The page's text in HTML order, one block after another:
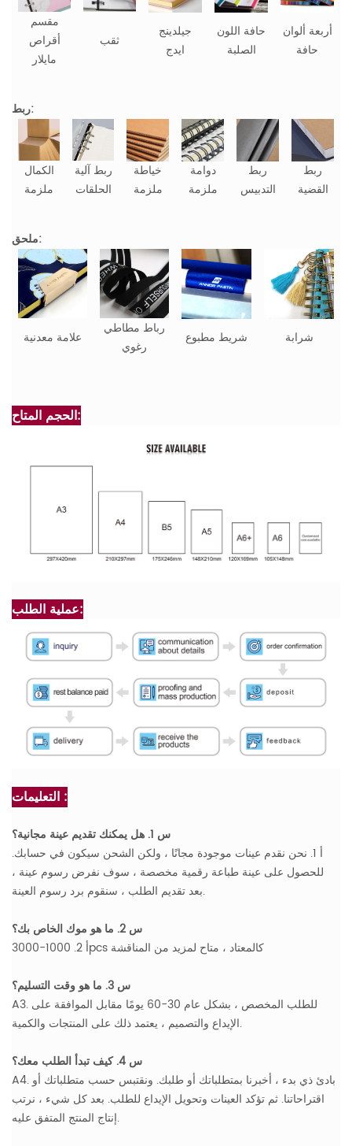
مقسم
أقراص
مايلار
ثقب
جيلدينج
ايدج
حافة اللون
الصلبة
أربعة ألوان
حافة
ربط:
الكمال
ملزمة
ربط آلية
الحلقات
خياطة
ملزمة
دوامة
ملزمة
ربط
التدبيس
ربط
القضية
ملحق:
علامة معدنية
رباط مطاطي
رغوي
شريط مطبوع شرابة
الحجم المتاح:
عملية الطلب:
التعليمات :
س 1. هل يمكنك تقديم عينة مجانية؟
أ 1. نحن نقدم عينات موجودة مجانًا ، ولكن الشحن سيكون في حسابك.
للحصول على عينة طباعة رقمية مخصصة ، سوف نفرض رسوم عينة ،
بعد تقديم الطلب ، سنقوم برد رسوم العينة.
س 2. ما هو موك الخاص بك؟
أ 2. 1000-3000pcs كالمعتاد ، متاح لمزيد من المناقشة
س 3. ما هو وقت التسليم؟
A3. للطلب المخصص ، بشكل عام 30-60 يومًا مقابل الموافقة على
الإيداع والتصميم ، يعتمد ذلك على المنتجات والكمية.
س 4. كيف تبدأ الطلب معك؟
A4. بادئ ذي بدء ، أخبرنا بمتطلباتك أو طلبك. ونقتبس حسب متطلباتك أو
اقتراحاتنا. ثم تؤكد العينات وتحويل الإيداع للطلب. بعد كل شيء ، نرتب
إنتاج المنتج المتفق عليه.